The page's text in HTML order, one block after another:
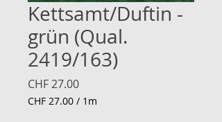
Kettsamt/Duftin -
grün (Qual.
2419/163)
CHF 27.00Preis
CHF 27.00 / 1m